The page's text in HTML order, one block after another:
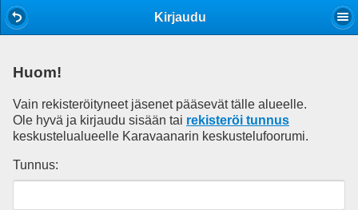
Kirjaudu
Huom!
Vain rekisteröityneet jäsenet pääsevät tälle alueelle.
Ole hyvä ja kirjaudu sisään tai rekisteröi tunnus
keskustelualueelle Karavaanarin keskustelufoorumi.
Tunnus: